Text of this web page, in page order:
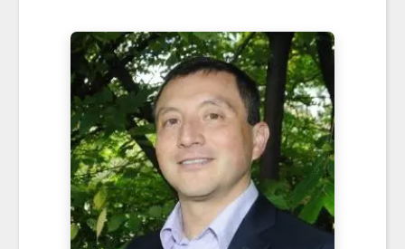
temas de interés como gestión de la biodiversidad y
servicios ecosistémicos, infraestructura sostenible y
calidad del aire.